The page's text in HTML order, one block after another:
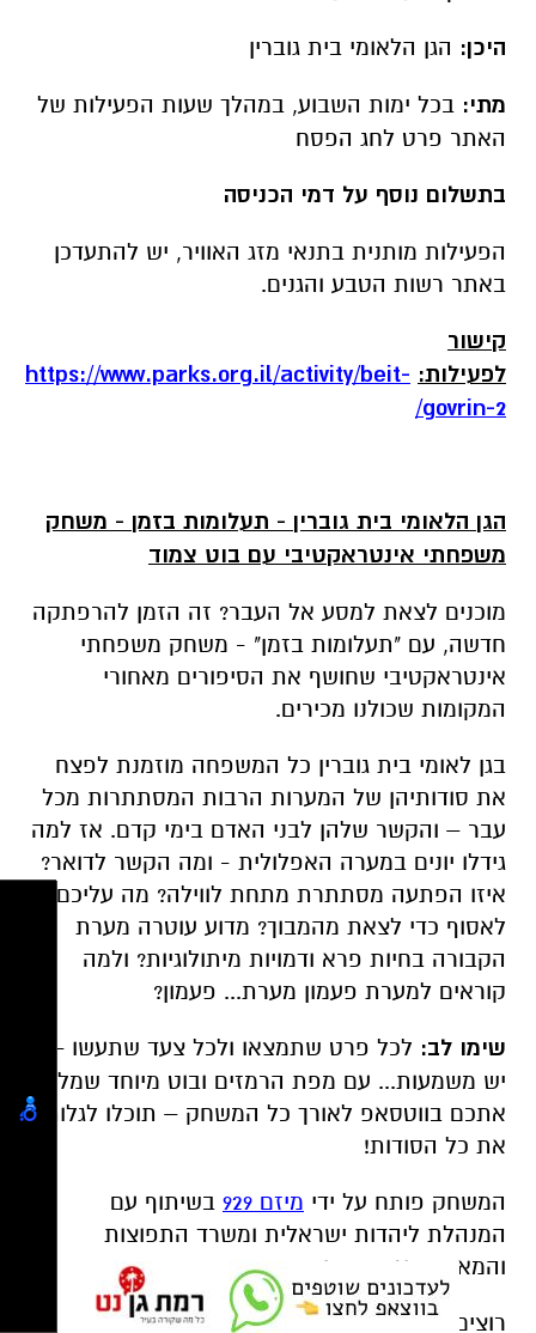
קישור
govrin-2
/
משפחתי אינטראקטיבי עם בוט צמוד
חדשה, עם "תעלומות בזמן" - משחק משפחתי
אינטראקטיבי שחושף את הסיפורים מאחורי
המקומות שכולנו מכירים.
עבר – והקשר שלהן לבני האדם בימי קדם. אז למה
גידלו יונים במערה האפלולית - ומה הקשר לדואר?
לאסוף כדי לצאת מהמבוך? מדוע עוטרה מערת
הקבורה בחיות פרא ודמויות מיתולוגיות? ולמה
קוראים למערת פעמון מערת... פעמון?
יש משמעות... עם מפת הרמזים ובוט מיוחד שמלווה
אתכם בווטסאפ לאורך כל המשחק – תוכלו לגלות
את כל הסודות!
המשחק פותח על ידי מיזם 929
בשיתוף עם
המנהלת ליהדות ישראלית ומשרד התפוצות
והמאבק באנטישמיות.
באתר כשאתם בדרך לטיול? האזינו לפודקאסט של
תעלומות בזמן>> לחצו כאן
הכי חשוב:
היכן: הגן הלאומי בית גוברין
בכל יום בשעות פעילות האתר